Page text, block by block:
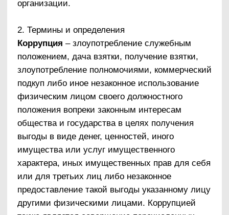
лицо, с которым организация вступает в
Взятка– получение должностным лицом,
иностранным должностным лицом либо
международной организации лично или через
посредника денег, ценных бумаг, иного
имущества либо в виде незаконных оказания
предоставления иных имущественных прав за
совершение действий (бездействия) в пользу
взяткодателя или представляемых им лиц,
если такие действия (бездействие) входят в
служебные полномочия должностного лица
либо если оно в силу должностного положения
(бездействию), а равно за общее
покровительство или попустительство по
Коммерческий подкуп – незаконные передача
лицу, выполняющему управленческие функции